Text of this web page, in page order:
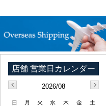
2026/08
日 月 火 水 木 金
土